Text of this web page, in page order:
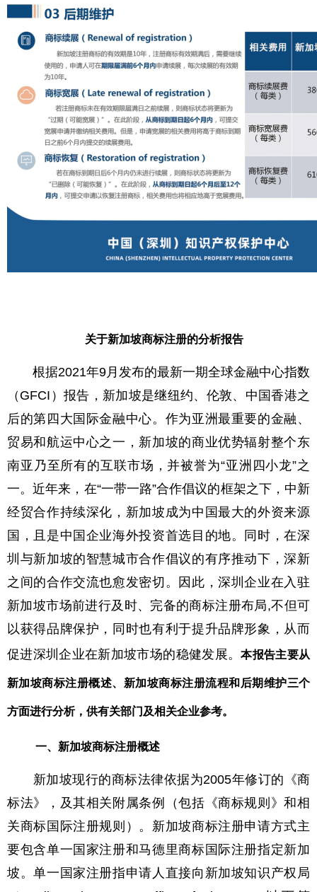
关于新加坡商标注册的分析报告
根据2021年9月发布的最新一期全球金融中心指数
（GFCI）报告，新加坡是继纽约、伦敦、中国香港之
后的第四大国际金融中心。作为亚洲最重要的金融、
贸易和航运中心之一，新加坡的商业优势辐射整个东
南亚乃至所有的互联市场，并被誉为“亚洲四小龙”之
一。近年来，在“一带一路”合作倡议的框架之下，中新
经贸合作持续深化，新加坡成为中国最大的外资来源
国，且是中国企业海外投资首选目的地。同时，在深
圳与新加坡的智慧城市合作倡议的有序推动下，深新
之间的合作交流也愈发密切。因此，深圳企业在入驻
新加坡市场前进行及时、完备的商标注册布局,不但可
以获得品牌保护，同时也有利于提升品牌形象，从而
促进深圳企业在新加坡市场的稳健发展。本报告主要从
新加坡商标注册概述、新加坡商标注册流程和后期维护三个
方面进行分析，供有关部门及相关企业参考。
一、新加坡商标注册概述
新加坡现行的商标法律依据为2005年修订的《商
标法》，及其相关附属条例（包括《商标规则》和相
关商标国际注册规则）。新加坡商标注册申请方式主
要包含单一国家注册和马德里商标国际注册指定新加
坡。单一国家注册指申请人直接向新加坡知识产权局